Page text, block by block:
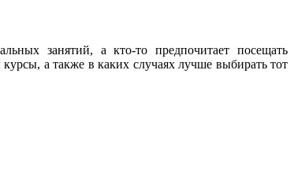
занятий, а кто-то предпочитает посещать
а также в каких случаях лучше выбирать тот